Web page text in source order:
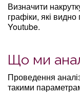
Визначити
графіки, які
Youtube.
Що ми
Проведення
такими